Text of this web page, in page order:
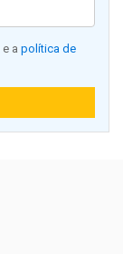
e a política de